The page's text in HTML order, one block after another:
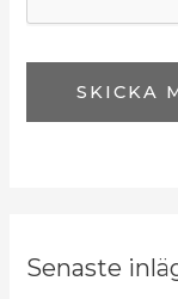
SKICKA
Senaste